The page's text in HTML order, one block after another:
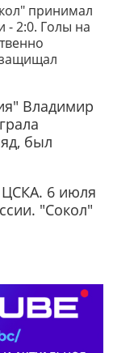
принимал
- 2:0. Голы на
Владимир
был
ЦСКА. 6 июля
"Сокол"